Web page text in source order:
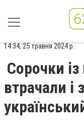
14:34, 25 травня 2024 р.
Сорочки
втрачали і